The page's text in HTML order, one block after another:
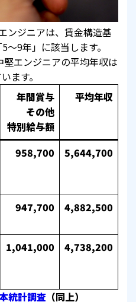
ンジニアは、賃金構造基
9年」に該当します。
エンジニアの平均年収は
ます。
年間賞与
その他
特別給与額
平均年収
958,700 5,644,700
947,700 4,882,500
1,041,000 4,738,200
統計調査 （同上）